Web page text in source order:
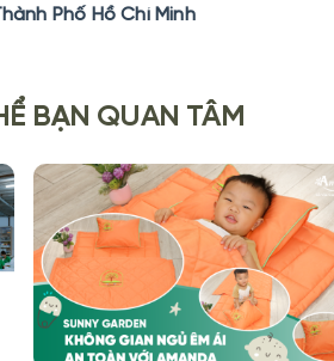
Phố Hồ Chí Minh
BẠN QUAN TÂM